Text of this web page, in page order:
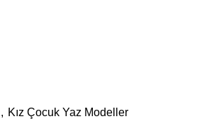
, Kız Çocuk Yaz Modeller